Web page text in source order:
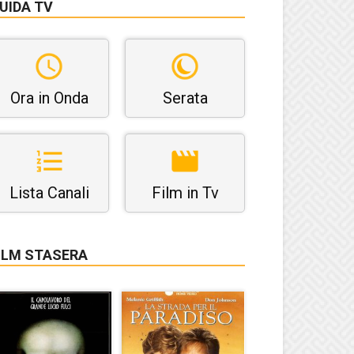
TV
Ora in Onda Serata
Lista Canali Film in Tv
STASERA